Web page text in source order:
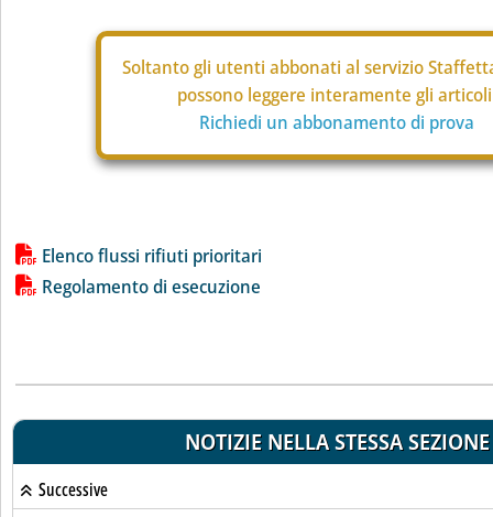
Soltanto gli utenti abbonati al servizio
possono leggere interamente gli
Richiedi un abbonamento di prova
Lista allegati PDF alla notizia
Elenco flussi rifiuti prioritari
Regolamento di esecuzione
NOTIZIE NELLA STESSA SEZIONE
Successive